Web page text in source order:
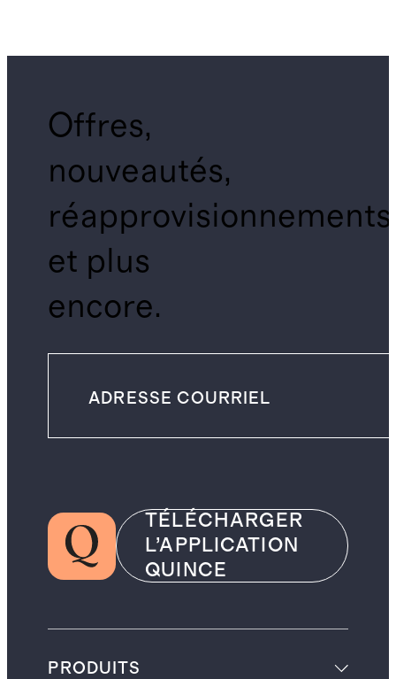
Offres,
nouveautés,
réapprovisionnements
et plus
encore.
TÉLÉCHARGER
L’APPLICATION
QUINCE
PRODUITS